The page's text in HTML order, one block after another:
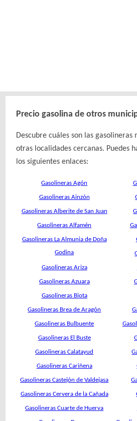
Precio gasolina de otros
Descubre cuáles son las gasolineras
otras localidades cercanas. Puedes
los siguientes enlaces:
Gasolineras Agón
Gasolineras Ainzón
Gasolineras Alberite de San Juan
Gasolineras Alfamén
Gasolineras La Almunia de Doña
Godina
Gasolineras Ariza
Gasolineras Azuara
Gasolineras Biota
Gasolineras Brea de Aragón
Gasolineras Bulbuente
Gasolineras El Buste
Gasolineras Calatayud
Gasolineras Cariñena
Gasolineras Castejón de Valdejasa
Gasolineras Cervera de la Cañada
Gasolineras Cuarte de Huerva